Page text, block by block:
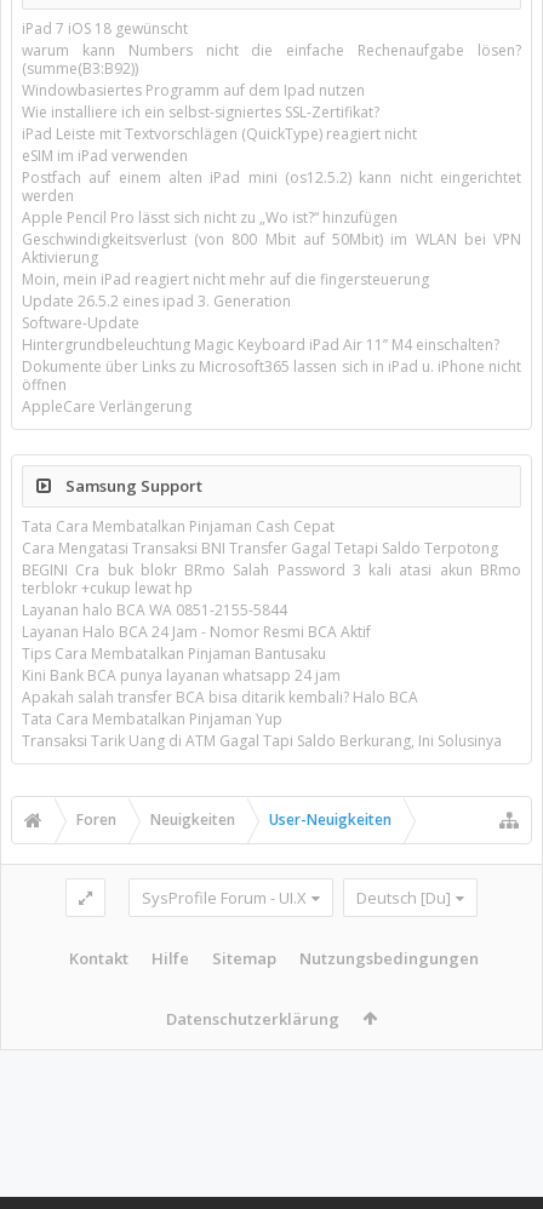
iPad 7 iOS 18 gewünscht
warum kann Numbers nicht die einfache Rechenaufgabe lösen?
(summe(B3:B92))
Windowbasiertes Programm auf dem Ipad nutzen
Wie installiere ich ein selbst-signiertes SSL-Zertifikat?
iPad Leiste mit Textvorschlägen (QuickType) reagiert nicht
eSIM im iPad verwenden
Postfach auf einem alten iPad mini (os12.5.2) kann nicht eingerichtet
werden
Apple Pencil Pro lässt sich nicht zu „Wo ist?“ hinzufügen
Geschwindigkeitsverlust (von 800 Mbit auf 50Mbit) im WLAN bei VPN
Aktivierung
Moin, mein iPad reagiert nicht mehr auf die fingersteuerung
Update 26.5.2 eines ipad 3. Generation
Software-Update
Hintergrundbeleuchtung Magic Keyboard iPad Air 11’’ M4 einschalten?
Dokumente über Links zu Microsoft365 lassen sich in iPad u. iPhone nicht
öffnen
AppleCare Verlängerung
Samsung Support
Tata Cara Membatalkan Pinjaman Cash Cepat
Cara Mengatasi Transaksi BNI Transfer Gagal Tetapi Saldo Terpotong
BEGINI Cra buk blokr BRmo Salah Password 3 kali atasi akun BRmo
terblokr +cukup lewat hp
Layanan halo BCA WA 0851-2155-5844
Layanan Halo BCA 24 Jam - Nomor Resmi BCA Aktif
Tips Cara Membatalkan Pinjaman Bantusaku
Kini Bank BCA punya layanan whatsapp 24 jam
Apakah salah transfer BCA bisa ditarik kembali? Halo BCA
Tata Cara Membatalkan Pinjaman Yup
Transaksi Tarik Uang di ATM Gagal Tapi Saldo Berkurang, Ini Solusinya
Foren Neuigkeiten User-Neuigkeiten
SysProfile Forum - UI.X Deutsch [Du]
Kontakt Hilfe Sitemap Nutzungsbedingungen
Datenschutzerklärung